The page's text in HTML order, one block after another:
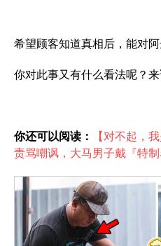
希望顾客知道真相后，能对阿
你对此事又有什么看法呢？来
你还可以阅读：
【对不起，
责骂嘲讽，大马男子戴『特制